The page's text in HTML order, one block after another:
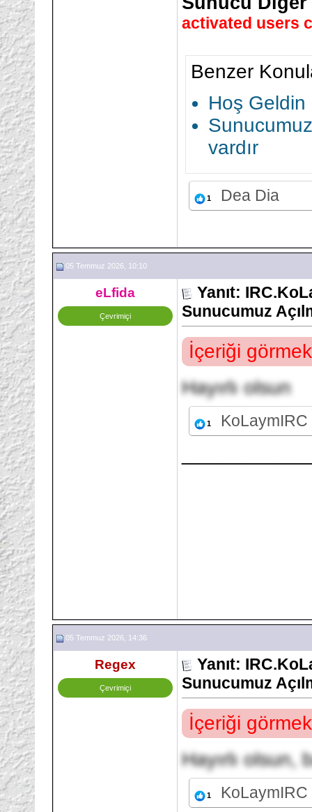
activated users
Benzer
Hoş
vardır
1 Dea Dia
05 Temmuz 2026, 10:10
eLfida
Çevrimiçi
Yanıt:
Sunucumuz
İçeriği
Hayırlı olsun
1 KoLaymIRC
05 Temmuz 2026, 14:36
Regex
Çevrimiçi
Yanıt:
Sunucumuz
İçeriği
Hayırlı olsun,
1 KoLaymIRC